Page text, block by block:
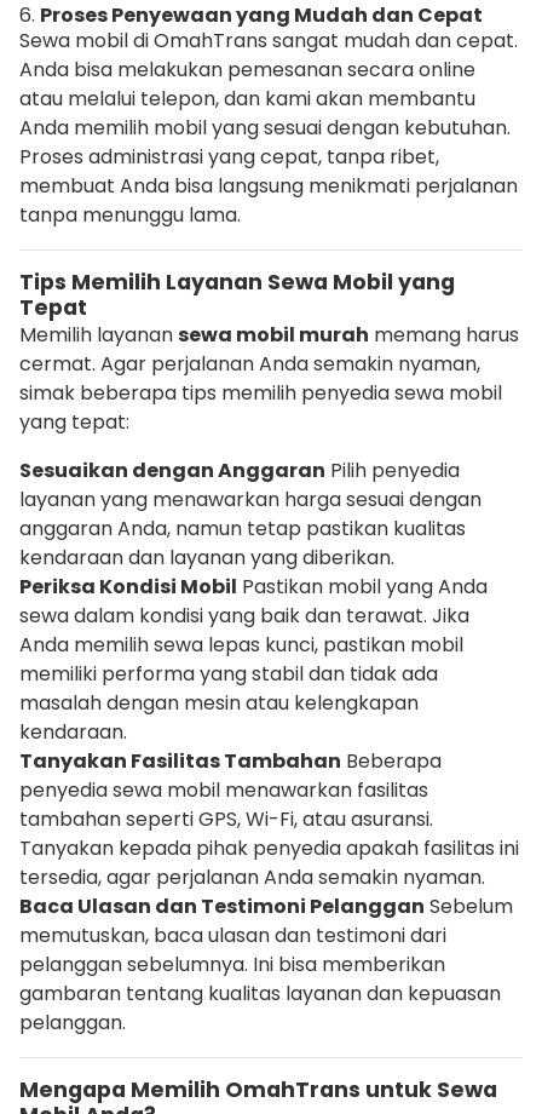
6. Proses Penyewaan yang Mudah dan Cepat
Sewa mobil di OmahTrans sangat mudah dan cepat.
Anda bisa melakukan pemesanan secara online
atau melalui telepon, dan kami akan membantu
Anda memilih mobil yang sesuai dengan kebutuhan.
Proses administrasi yang cepat, tanpa ribet,
membuat Anda bisa langsung menikmati perjalanan
tanpa menunggu lama.
Tips Memilih Layanan Sewa Mobil yang
Tepat
Memilih layanansewa mobil murah memang harus
cermat. Agar perjalanan Anda semakin nyaman,
simak beberapa tips memilih penyedia sewa mobil
yang tepat:
Sesuaikan dengan Anggaran Pilih penyedia
layanan yang menawarkan harga sesuai dengan
anggaran Anda, namun tetap pastikan kualitas
kendaraan dan layanan yang diberikan.
Periksa Kondisi Mobil Pastikan mobil yang Anda
sewa dalam kondisi yang baik dan terawat. Jika
Anda memilih sewa lepas kunci, pastikan mobil
memiliki performa yang stabil dan tidak ada
masalah dengan mesin atau kelengkapan
kendaraan.
Tanyakan Fasilitas Tambahan Beberapa
penyedia sewa mobil menawarkan fasilitas
tambahan seperti GPS, Wi-Fi, atau asuransi.
Tanyakan kepada pihak penyedia apakah fasilitas ini
tersedia, agar perjalanan Anda semakin nyaman.
Baca Ulasan dan Testimoni Pelanggan Sebelum
memutuskan, baca ulasan dan testimoni dari
pelanggan sebelumnya. Ini bisa memberikan
gambaran tentang kualitas layanan dan kepuasan
pelanggan.
Mengapa Memilih OmahTrans untuk Sewa